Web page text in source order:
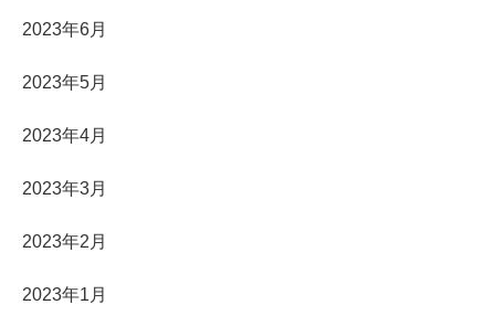
2023年6月
2023年5月
2023年4月
2023年3月
2023年2月
2023年1月